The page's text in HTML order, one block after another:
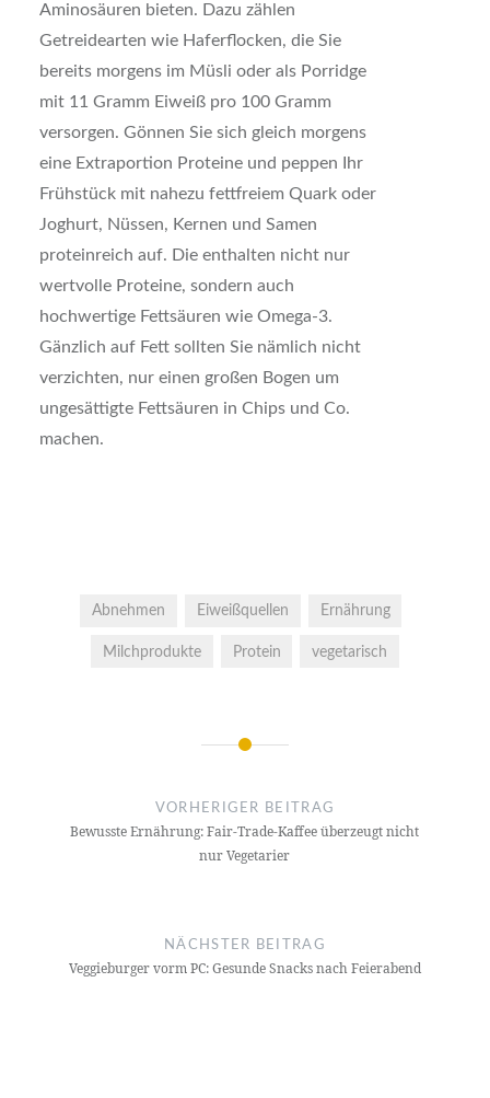
Aminosäuren bieten. Dazu zählen
Getreidearten wie Haferflocken, die Sie
bereits morgens im Müsli oder als Porridge
mit 11 Gramm Eiweiß pro 100 Gramm
versorgen. Gönnen Sie sich gleich morgens
eine Extraportion Proteine und peppen Ihr
Frühstück mit nahezu fettfreiem Quark oder
Joghurt, Nüssen, Kernen und Samen
proteinreich auf. Die enthalten nicht nur
wertvolle Proteine, sondern auch
hochwertige Fettsäuren wie Omega-3.
Gänzlich auf Fett sollten Sie nämlich nicht
verzichten, nur einen großen Bogen um
ungesättigte Fettsäuren in Chips und Co.
machen.
Abnehmen Eiweißquellen Ernährung
Milchprodukte Protein vegetarisch
NavigationVORHERIGER BEITRAG
Bewusste Ernährung: Fair-Trade-Kaffee überzeugt nicht
nur Vegetarier
NÄCHSTER BEITRAG
Veggieburger vorm PC: Gesunde Snacks nach Feierabend